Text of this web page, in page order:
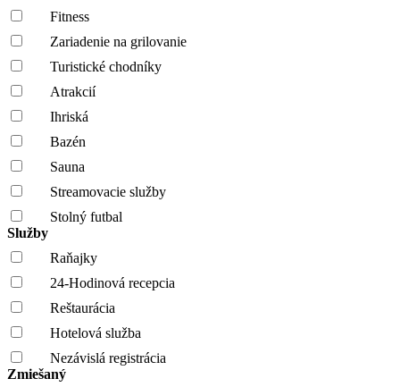
Fitness
Zariadenie na grilovanie
Turistické chodníky
Atrakcií
Ihriská
Bazén
Sauna
Streamovacie služby
Stolný futbal
Služby
Raňajky
24-Hodinová recepcia
Reštaurácia
Hotelová služba
Nezávislá registrácia
Zmiešaný